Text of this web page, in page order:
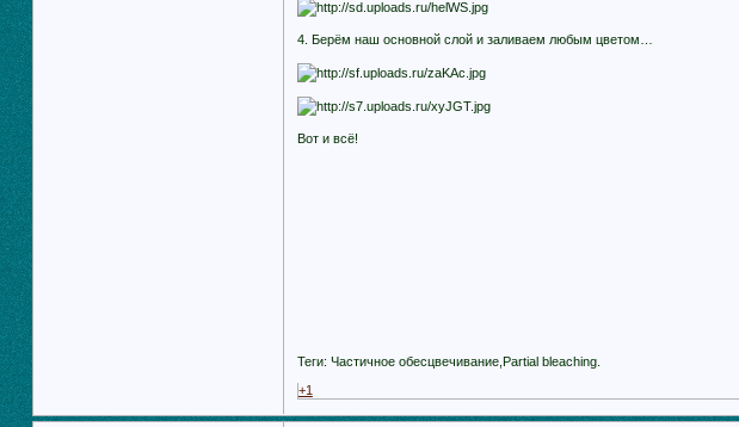
4. Берём наш основной слой и заливаем любым цветом…
Вот и всё!
Теги: Частичное обесцвечивание,Partial bleaching.
+1